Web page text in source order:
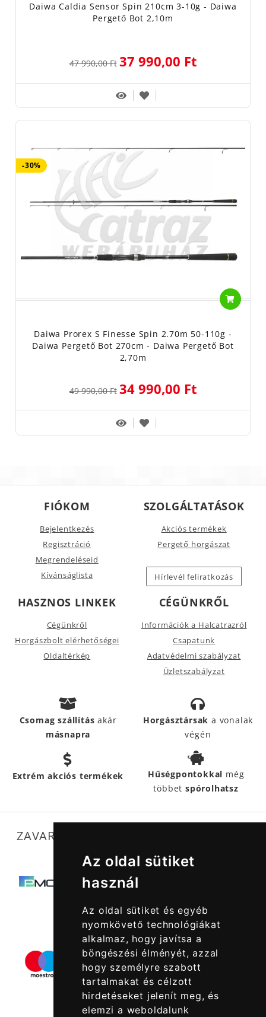
Az oldal sütiket
használ
Az oldal sütiket és egyéb
nyomkövető technológiákat
alkalmaz, hogy javítsa a
böngészési élményét, azzal
hogy személyre szabott
tartalmakat és célzott
hirdetéseket jelenít meg, és
elemzi a weboldalunk
Daiwa Caldia Sensor Spin 210cm 3-10g - Daiwa
Pergető Bot 2,10m
47 990,00 Ft 37 990,00 Ft
-30%
Daiwa Prorex S Finesse Spin 2.70m 50-110g -
Daiwa Pergető Bot 270cm - Daiwa Pergető Bot
2,70m
49 990,00 Ft 34 990,00 Ft
FIÓKOM
Bejelentkezés
Regisztráció
Megrendeléseid
Kívánságlista
SZOLGÁLTATÁSOK
Akciós termékek
Pergető horgászat
Hírlevél feliratkozás
HASZNOS LINKEK
Cégünkről
Horgászbolt elérhetőségei
Oldaltérkép
CÉGÜNKRŐL
Információk a Halcatrazról
Csapatunk
Adatvédelmi szabályzat
Üzletszabályzat
Csomag szállításakár
másnapra
Horgásztársak a vonalak
végén
Extrém akciós termékek Hűségpontokkal még
többetspórolhatsz
ZAVARTALAN MŰKÖDÉSÜNKET SEGÍTIK